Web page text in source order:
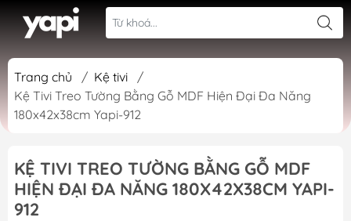
Trang chủ / Kệ tivi
/
Kệ Tivi Treo Tường Bằng Gỗ MDF Hiện Đại Đa Năng
180x42x38cm Yapi-912
KỆ TIVI TREO TƯỜNG BẰNG GỖ MDF
HIỆN ĐẠI ĐA NĂNG 180X42X38CM YAPI-
912